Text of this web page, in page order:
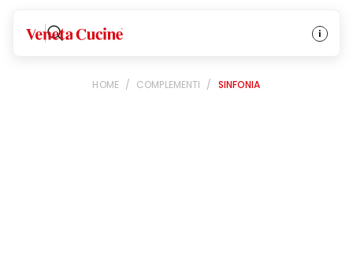
Veneta Cucine
HOME / COMPLEMENTI / SINFONIA